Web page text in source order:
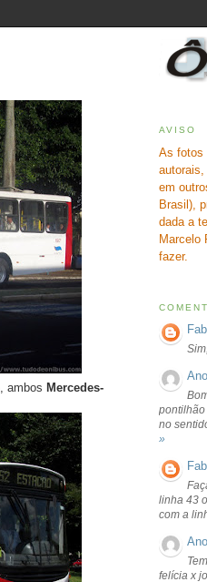
, ambos Mercedes-
AVISO
As fotos
autorais,
em
Brasil),
dada a
Marcelo
fazer.
pontilhão
no
»
linha 43
com a
felícia x